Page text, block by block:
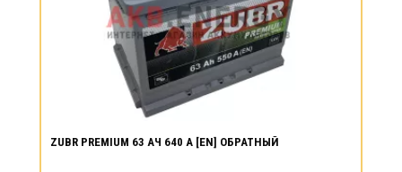
ZUBR PREMIUM 63 АЧ 640 А [EN] ОБРАТНЫЙ